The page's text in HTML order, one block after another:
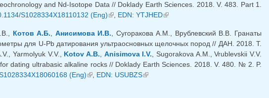
and Nd-Isotope Data // Doklady Earth Sciences. 2018. V. 483. Part 1.
S1028334X18110132 (Eng)(внешняя ссылка)
, EDN: YTJHED(внешняя ссылка)
Котов А.Б., Анисимова И.В., Сугоракова А.М., Врублевский В.В. Гранаты
для U-Pb датирования ультраосновных щелочных пород // ДАН. 2018. Т.
Yarmolyuk V.V., Kotov A.B., Anisimova I.V., Sugorakova A.M., Vrublevskii V.V.
dating ultrabasic alkaline rocks // Doklady Earth Sciences. 2018. V. 480. № 2. P.
(Eng)(внешняя ссылка)
, EDN: USUBZS(внешняя ссылка)